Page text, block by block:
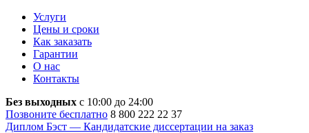
Услуги
Цены и сроки
Как заказать
Гарантии
О нас
Контакты
Без выходных с 10:00 до 24:00
Позвоните бесплатно 8 800 222 22 37
Диплом Бэст — Кандидатские диссертации на заказ